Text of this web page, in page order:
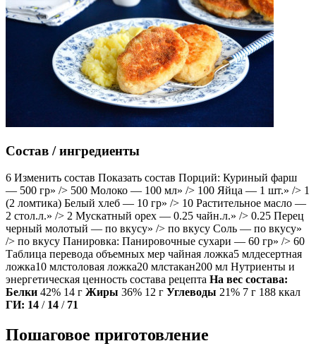
Состав / ингредиенты
6 Изменить состав Показать состав Порций: Куриный фарш
— 500 гр» /> 500 Молоко — 100 мл» /> 100 Яйца — 1 шт.» /> 1
(2 ломтика) Белый хлеб — 10 гр» /> 10 Растительное масло —
2 стол.л.» /> 2 Мускатный орех — 0.25 чайн.л.» /> 0.25 Перец
черный молотый — по вкусу» /> по вкусу Соль — по вкусу»
/> по вкусу Панировка: Панировочные сухари — 60 гр» /> 60
Таблица перевода объемных мер чайная ложка5 млдесертная
ложка10 млстоловая ложка20 млстакан200 мл Нутриенты и
энергетическая ценность состава рецепта На вес состава:
Белки 42% 14 г Жиры 36% 12 г Углеводы 21% 7 г 188 ккал
ГИ: 14 / 14 / 71
Пошаговое приготовление